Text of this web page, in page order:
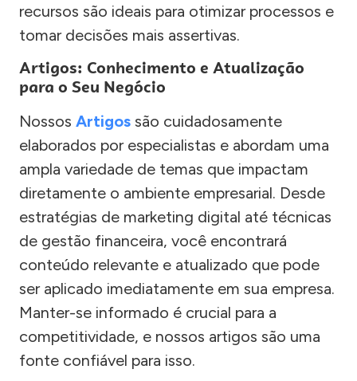
recursos são ideais para otimizar processos e
tomar decisões mais assertivas.
Artigos: Conhecimento e Atualização
para o Seu Negócio
Nossos Artigos são cuidadosamente
elaborados por especialistas e abordam uma
ampla variedade de temas que impactam
diretamente o ambiente empresarial. Desde
estratégias de marketing digital até técnicas
de gestão financeira, você encontrará
conteúdo relevante e atualizado que pode
ser aplicado imediatamente em sua empresa.
Manter-se informado é crucial para a
competitividade, e nossos artigos são uma
fonte confiável para isso.